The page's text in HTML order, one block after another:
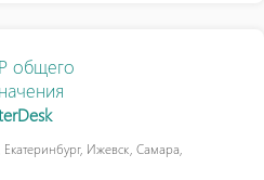
общего
Ижевск, Самара,